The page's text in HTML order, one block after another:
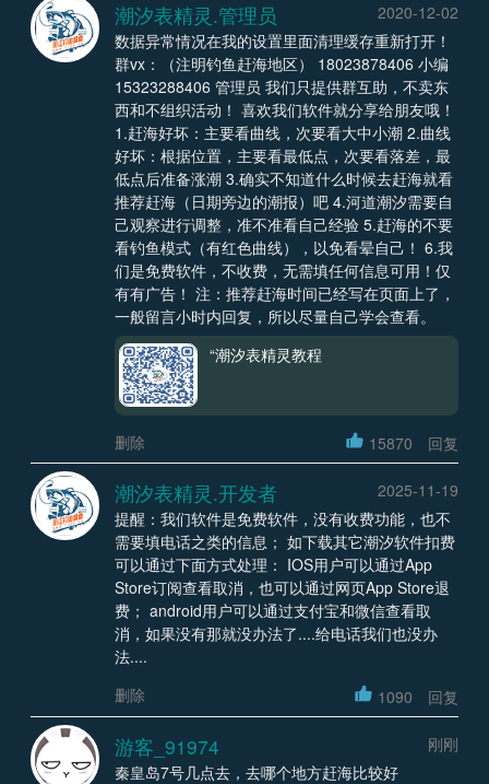
潮汐表精灵.管理员
2020-12-02
数据异常情况在我的设置里面清理缓存重新打开！
群vx：（注明钓鱼赶海地区） 18023878406 小编
15323288406 管理员 我们只提供群互助，不卖东
西和不组织活动！ 喜欢我们软件就分享给朋友哦！
1.赶海好坏：主要看曲线，次要看大中小潮 2.曲线
好坏：根据位置，主要看最低点，次要看落差，最
低点后准备涨潮 3.确实不知道什么时候去赶海就看
推荐赶海（日期旁边的潮报）吧 4.河道潮汐需要自
己观察进行调整，准不准看自己经验 5.赶海的不要
看钓鱼模式（有红色曲线），以免看晕自己！ 6.我
们是免费软件，不收费，无需填任何信息可用！仅
有有广告！ 注：推荐赶海时间已经写在页面上了，
一般留言小时内回复，所以尽量自己学会查看。
“潮汐表精灵教程
删除 15870 回复
潮汐表精灵.开发者
2025-11-19
提醒：我们软件是免费软件，没有收费功能，也不
需要填电话之类的信息； 如下载其它潮汐软件扣费
可以通过下面方式处理： IOS用户可以通过App
Store订阅查看取消，也可以通过网页App Store退
费； android用户可以通过支付宝和微信查看取
消，如果没有那就没办法了....给电话我们也没办
法....
删除
1090 回复
游客_91974
刚刚
秦皇岛7号几点去，去哪个地方赶海比较好